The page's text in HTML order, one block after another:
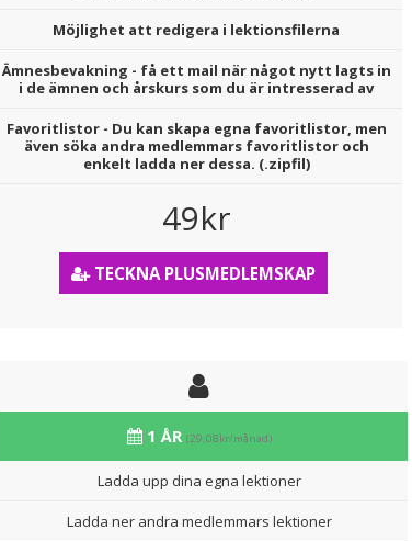
Möjlighet att redigera i lektionsfilerna
Ämnesbevakning - få ett mail när något nytt lagts in
i de ämnen och årskurs som du är intresserad av
Favoritlistor - Du kan skapa egna favoritlistor, men
även söka andra medlemmars favoritlistor och
enkelt ladda ner dessa. (.zipfil)
49kr
TECKNA PLUSMEDLEMSKAP
1 ÅR (29,08kr/månad)
Ladda upp dina egna lektioner
Ladda ner andra medlemmars lektioner